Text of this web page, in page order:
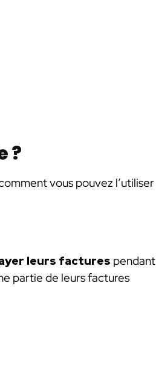
?
vous pouvez l’utiliser
leurs factures pendant
partie de leurs factures